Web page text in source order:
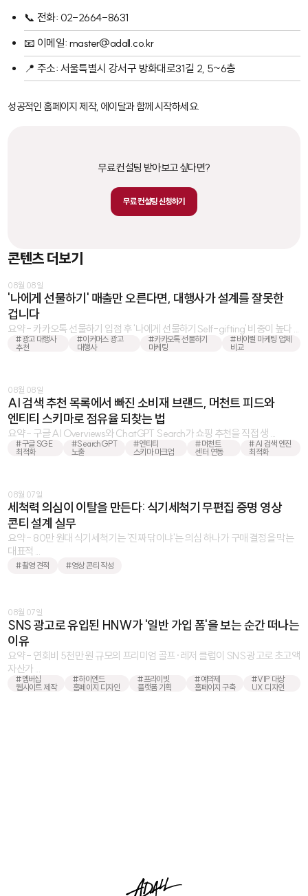
📞 전화: 02-2664-8631
📧 이메일: master@adall.co.kr
📍 주소: 서울특별시 강서구 방화대로31길 2, 5~6층
성공적인 홈페이지 제작, 에이달과 함께 시작하세요.
무료 컨설팅 받아보고 싶다면?
무료 컨설팅 신청하기
콘텐츠 더보기
08월 08일
'나에게 선물하기' 매출만 오른다면, 대행사가 설계를 잘못한
겁니다
요약 - 카카오톡 선물하기 입점 후 '나에게 선물하기Self-gifting' 비중이 높다 ...
#광고 대행사
추천
#이커머스 광고
대행사
#카카오톡 선물하기
마케팅
#바이럴 마케팅 업체
비교
08월 08일
AI 검색 추천 목록에서 빠진 소비재 브랜드, 머천트 피드와
엔티티 스키마로 점유율 되찾는 법
요약 - 구글 AI Overviews와 ChatGPT Search가 쇼핑 추천을 직접 생 ...
#구글 SGE
최적화
#SearchGPT
노출
#엔티티
스키마 마크업
#머천트
센터 연동
#AI 검색 엔진
최적화
08월 07일
세척력 의심이 이탈을 만든다: 식기세척기 무편집 증명 영상
콘티 설계 실무
요약 - 80만 원대 식기세척기는 '진짜 닦이냐'는 의심 하나가 구매 결정을 막는
대표적 ...
#촬영 견적 #영상 콘티 작성
08월 07일
SNS 광고로 유입된 HNW가 '일반 가입 폼'을 보는 순간 떠나는
이유
요약 - 연회비 5천만 원 규모의 프리미엄 골프·레저 클럽이 SNS 광고로 초고액
자산가 ...
#멤버십
웹사이트 제작
#하이엔드
홈페이지 디자인
#프라이빗
플랫폼 기획
#예약제
홈페이지 구축
#VIP 대상
UX 디자인